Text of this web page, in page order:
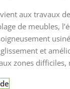
aux travaux
de meubles,
et
zones